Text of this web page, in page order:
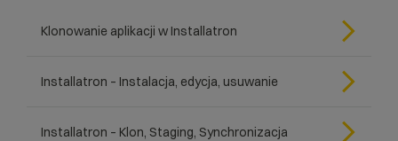
Klonowanie aplikacji w Installatron
Installatron – Instalacja, edycja, usuwanie
Installatron – Klon, Staging, Synchronizacja